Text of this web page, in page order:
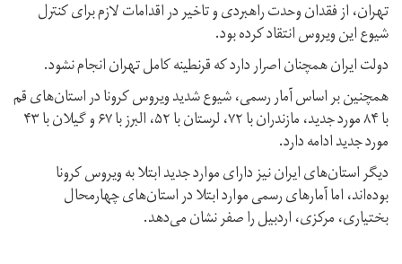
تهران، از فقدان وحدت راهبردی و تاخیر در اقدامات لازم برای کنترل
شیوع این ویروس انتقاد کرده بود.
دولت ایران همچنان اصرار دارد که قرنطینه کامل تهران انجام نشود.
همچنین بر اساس آمار رسمی، شیوع شدید ویروس کرونا در استان‌های قم
با ۸۴ مورد جدید، مازندران با ۷۲، لرستان با ۵۲، البرز با ۶۷ و گیلان با ۴۳
مورد جدید ادامه دارد.
دیگر استان‌های ایران نیز دارای موارد جدید ابتلا به ویروس کرونا
بوده‌اند، اما آمارهای رسمی موارد ابتلا در استان‌های چهارمحال
بختیاری، مرکزی، اردبیل را صفر نشان می‌دهد.